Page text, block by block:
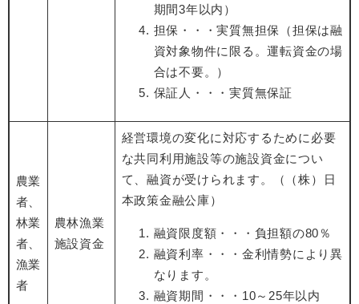
期間3年以内）
担保・・・実質無担保（担保は融
資対象物件に限る。運転資金の場
合は不要。）
保証人・・・実質無保証
農業
者、
林業
者、
漁業
者
農林漁業
施設資金
経営環境の変化に対応するために必要
な共同利用施設等の施設資金につい
て、融資が受けられます。（（株）日
本政策金融公庫）
融資限度額・・・負担額の80％
融資利率・・・金利情勢により異
なります。
融資期間・・・10～25年以内